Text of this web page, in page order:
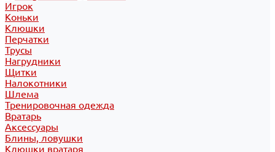
Игрок
Коньки
Клюшки
Перчатки
Трусы
Нагрудники
Щитки
Налокотники
Шлема
Тренировочная одежда
Вратарь
Аксессуары
Блины, ловушки
Клюшки вратаря